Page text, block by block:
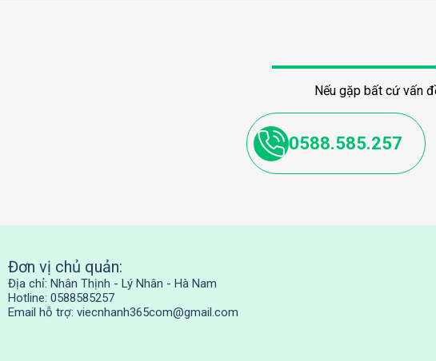
Nếu gặp bất cứ vấn
0588.585.257
Đơn vị chủ quản:
Địa chỉ: Nhân Thịnh - Lý Nhân - Hà Nam
Hotline: 0588585257
Email hỗ trợ: viecnhanh365com@gmail.com